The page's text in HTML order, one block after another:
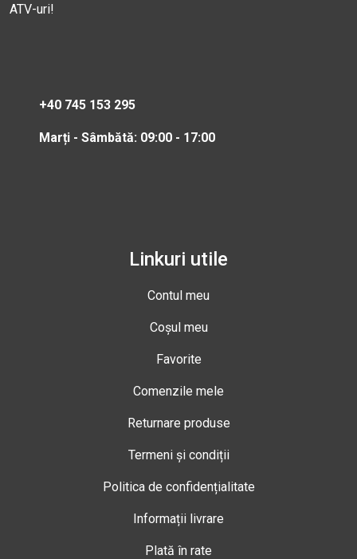
ATV-uri!
+40 745 153 295
Marți - Sâmbătă: 09:00 - 17:00
Linkuri utile
Contul meu
Coșul meu
Favorite
Comenzile mele
Returnare produse
Termeni și condiții
Politica de confidențialitate
Informații livrare
Plată în rate